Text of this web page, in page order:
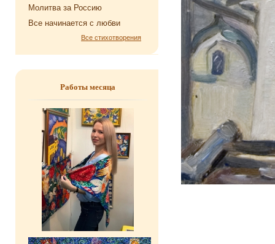
Мо­лит­ва за Рос­сию
Все на­чи­на­ет­ся с любви
Все стихотворения
Работы месяца